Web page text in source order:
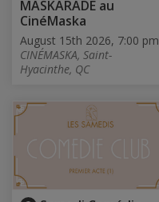
MASKARADE au
CinéMaska
August 15th 2026, 7:00 pm
CINÉMASKA, Saint-
Hyacinthe, QC